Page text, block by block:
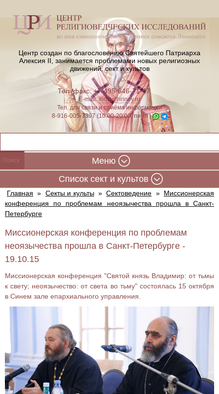
Центр создан по благословению Святейшего Патриарха
Алексия II, занимается проблемами новых религиозных
движений, сект и культов
Тел./факс: +7-495-646-71-47
E-mail:iriney@iriney.ru
Тел. для связи и приёма информации
8-916-005-7397 (10:00-20:00, пн-пт)
Меню
Cписок сект и культов
Главная » Секты и культы » Сектоведение » Миссионерская
конференция по проблемам неоязычества прошла в Санкт-
Петербурге
Миссионерская конференция по проблемам
неоязычества прошла в Санкт-Петербурге -
19.10.15
Миссионерская конференция "Святой князь Владимир: от тьмы
к свету; неоязычество: от света во тьму" состоялась 15 октября
в Синем зале епархиального управления.